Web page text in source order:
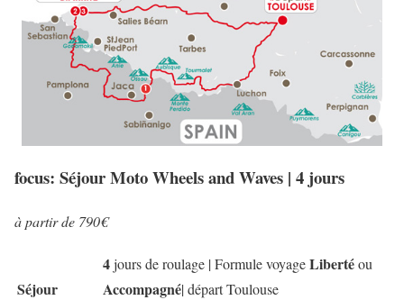
focus: Séjour Moto Wheels and Waves | 4 jours
à partir de 790€
Séjour
4jours de roulage | Formule voyageLibertéou
Accompagné| départ Toulouse